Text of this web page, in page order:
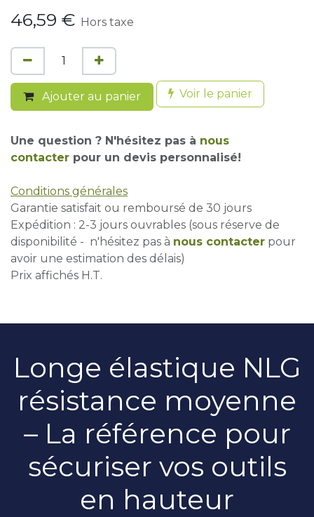
46,59 € Hors taxe
Ajouter au panier Voir le panier
Une question ? N'hésitez pas à nous
contacter pour un devis personnalisé!
Conditions générales
Garantie satisfait ou remboursé de 30 jours
Expédition : 2-3 jours ouvrables (sous réserve de
disponibilité - n'hésitez pas à nous contacter pour
avoir une estimation des délais)
Prix affichés H.T.
Longe élastique NLG
résistance moyenne
– La référence pour
sécuriser vos outils
en hauteur